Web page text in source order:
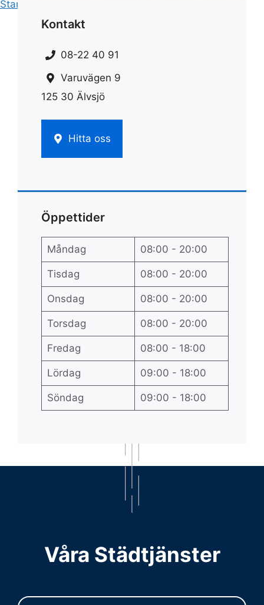
Start
Kontakt
08-22 40 91
Varuvägen 9
125 30 Älvsjö
Hitta oss
Öppettider
Måndag 08:00 - 20:00
Tisdag 08:00 - 20:00
Onsdag 08:00 - 20:00
Torsdag 08:00 - 20:00
Fredag 08:00 - 18:00
Lördag 09:00 - 18:00
Söndag 09:00 - 18:00
Våra Städtjänster